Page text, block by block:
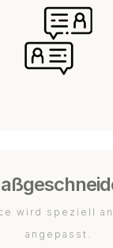
wird speziell
angepasst.